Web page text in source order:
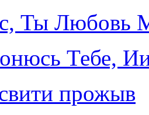
Ты Любовь
Тебе,
прожыв